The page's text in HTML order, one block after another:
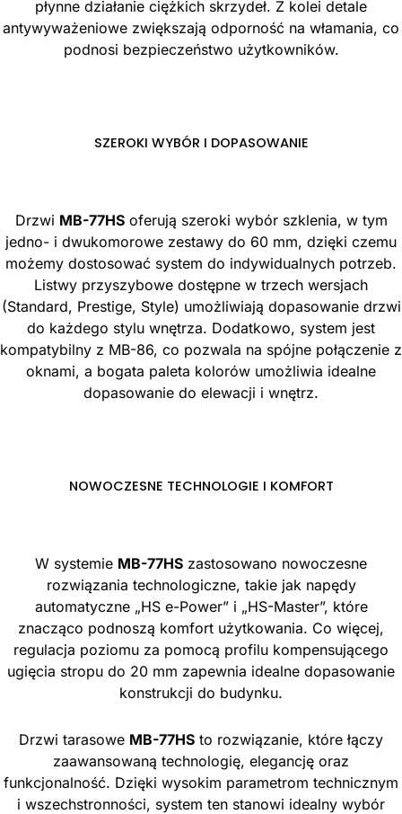
płynne działanie ciężkich skrzydeł. Z kolei detale
antywyważeniowe zwiększają odporność na włamania, co
podnosi bezpieczeństwo użytkowników.
SZEROKI WYBÓR I DOPASOWANIE
Drzwi MB-77HSoferują szeroki wybór szklenia, w tym
jedno- i dwukomorowe zestawy do 60 mm, dzięki czemu
możemy dostosować system do indywidualnych potrzeb.
Listwy przyszybowe dostępne w trzech wersjach
(Standard, Prestige, Style) umożliwiają dopasowanie drzwi
do każdego stylu wnętrza. Dodatkowo, system jest
kompatybilny z MB-86, co pozwala na spójne połączenie z
oknami, a bogata paleta kolorów umożliwia idealne
dopasowanie do elewacji i wnętrz.
NOWOCZESNE TECHNOLOGIE I KOMFORT
W systemie MB-77HS zastosowano nowoczesne
rozwiązania technologiczne, takie jak napędy
automatyczne „HS e-Power” i „HS-Master”, które
znacząco podnoszą komfort użytkowania. Co więcej,
regulacja poziomu za pomocą profilu kompensującego
ugięcia stropu do 20 mm zapewnia idealne dopasowanie
konstrukcji do budynku.
Drzwi tarasowe MB-77HS to rozwiązanie, które łączy
zaawansowaną technologię, elegancję oraz
funkcjonalność. Dzięki wysokim parametrom technicznym
i wszechstronności, system ten stanowi idealny wybór